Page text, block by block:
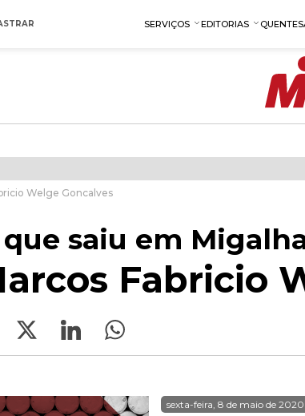
SERVIÇOS EDITORIAS QUENTES
Welge Goncalves
que saiu em
Fabricio
sexta-feira, 8 de maio de 2020